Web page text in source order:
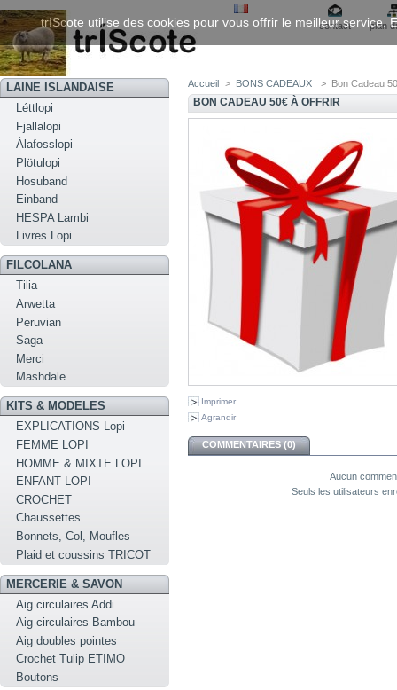
contact plan
LAINE ISLANDAISE
Léttlopi
Fjallalopi
Álafosslopi
Plötulopi
Hosuband
Einband
HESPA Lambi
Livres Lopi
FILCOLANA
Tilia
Arwetta
Peruvian
Saga
Merci
Mashdale
KITS & MODELES
EXPLICATIONS Lopi
FEMME LOPI
HOMME & MIXTE LOPI
ENFANT LOPI
CROCHET
Chaussettes
Bonnets, Col, Moufles
Plaid et coussins TRICOT
MERCERIE & SAVON
Aig circulaires Addi
Aig circulaires Bambou
Aig doubles pointes
Crochet Tulip ETIMO
Boutons
Accueil > BONS CADEAUX > Bon Cadeau
BON CADEAU 50€ À OFFRIR
Imprimer
Agrandir
COMMENTAIRES (0)
Aucun
Seuls les utilisateurs
trIScote utilise des cookies pour vous offrir le meilleur